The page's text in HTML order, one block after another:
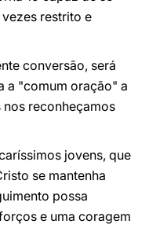
restrito e
conversão, será
a "comum oração" a
nos reconheçamos
jovens, que
se mantenha
possa
e uma coragem